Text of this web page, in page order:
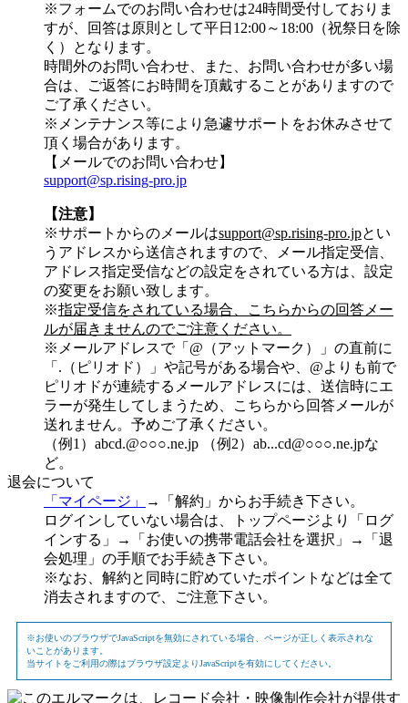
※フォームでのお問い合わせは24時間受付しておりま
すが、
回答は原則として平日12:00～18:00（祝祭日を除
く）
となります。
時間外のお問い合わせ、また、お問い合わせが多い場
合は、ご返答にお時間を頂戴することがありますので
ご了承ください。
※メンテナンス等により急遽サポートをお休みさせて
頂く場合があります。
【メールでのお問い合わせ】
support@sp.rising-pro.jp
【注意】
※サポートからのメールはsupport@sp.rising-pro.jpとい
うアドレスから送信されますので、メール指定受信、
アドレス指定受信などの設定をされている方は、設定
の変更をお願い致します。
※指定受信をされている場合、こちらからの回答メー
ルが届きませんのでご注意ください。
※メールアドレスで「@（アットマーク）」の直前に
「.（ピリオド）」や記号がある場合や、@よりも前で
ピリオドが連続するメールアドレスには、送信時にエ
ラーが発生してしまうため、こちらから回答メールが
送れません。予めご了承ください。
（例1）abcd.@○○○.ne.jp （例2）ab...cd@○○○.ne.jpな
ど。
退会について
「マイページ」
→「解約」からお手続き下さい。
ログインしていない場合は、トップページより「ログ
インする」→「お使いの携帯電話会社を選択」→「退
会処理」の手順でお手続き下さい。
※なお、解約と同時に貯めていたポイントなどは全て
消去されますので、ご注意下さい。
※お使いのブラウザでJavaScriptを無効にされている場合、ページが正しく表示されな
いことがあります。
当サイトをご利用の際はブラウザ設定よりJavaScriptを有効にしてください。